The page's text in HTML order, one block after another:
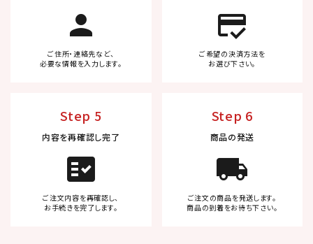
person
ご住所・連絡先など、
必要な情報を入力します。
credit_score
ご希望の決済方法を
お選び下さい。
Step 5
内容を再確認し完了
fact_check
ご注文内容を再確認し、
お手続きを完了します。
Step 6
商品の発送
local_shipping
ご注文の商品を発送します。
商品の到着をお待ち下さい。